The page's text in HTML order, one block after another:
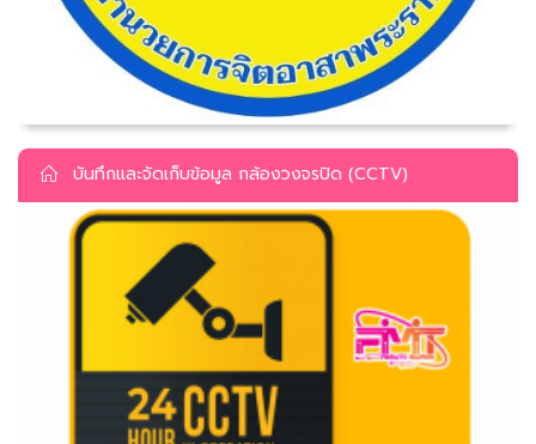
บันทึกและจัดเก็บข้อมูล กล้องวงจรปิด (CCTV)